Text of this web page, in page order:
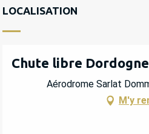
LOCALISATION
Chute libre Dordogne
Aérodrome Sarlat
M'y